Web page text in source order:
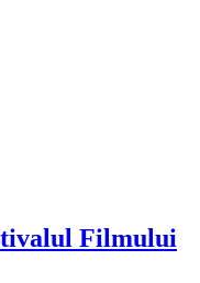
Filmului